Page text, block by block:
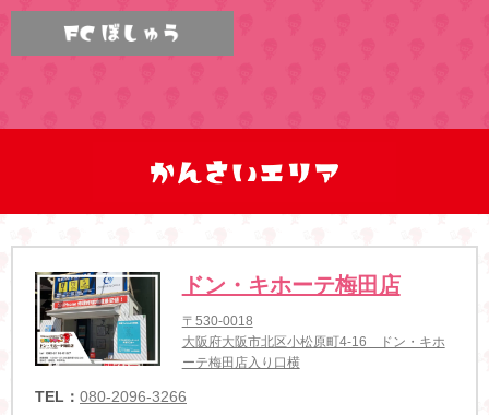
ドン・キホーテ梅田店
〒530-0018
大阪府大阪市北区小松原町4-16 ドン・キホ
ーテ梅田店入り口横
TEL： 080-2096-3266